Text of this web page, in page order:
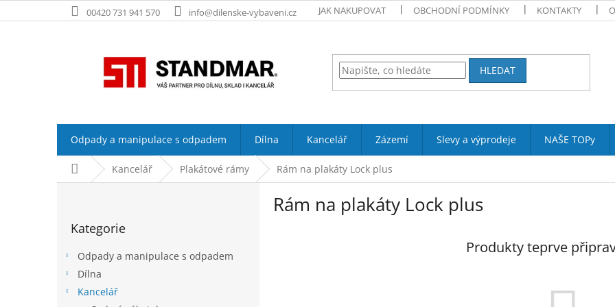
na
00420 731 941 570 info@dilenske-vybaveni.cz JAK NAKUPOVAT OBCHODNÍ PODMÍNKY KONTAKTY
HLEDAT
Odpady a manipulace s odpadem Dílna Kancelář Zázemí Slevy a výprodeje NAŠE TOPy
Domů Kancelář Plakátové rámy Rám na plakáty Lock plus
kategorie
Kategorie
Odpady a manipulace s odpadem
Dílna
Kancelář
Rám na plakáty Lock plus
Produkty teprve